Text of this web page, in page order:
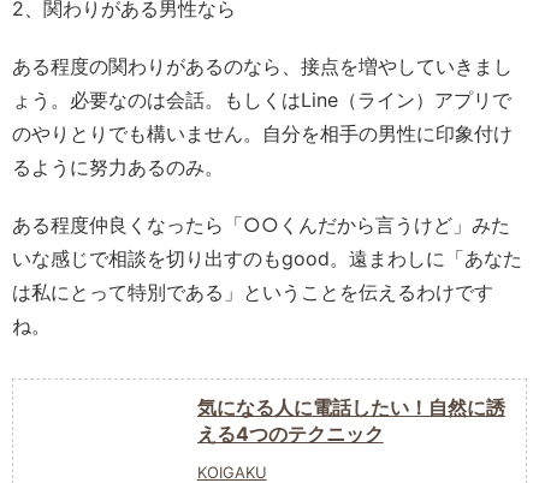
2、関わりがある男性なら
ある程度の関わりがあるのなら、接点を増やしていきまし
ょう。必要なのは会話。もしくはLine（ライン）アプリで
のやりとりでも構いません。自分を相手の男性に印象付け
るように努力あるのみ。
ある程度仲良くなったら「○○くんだから言うけど」みた
いな感じで相談を切り出すのもgood。遠まわしに「あなた
は私にとって特別である」ということを伝えるわけです
ね。
気になる人に電話したい！自然に誘
える4つのテクニック
KOIGAKU